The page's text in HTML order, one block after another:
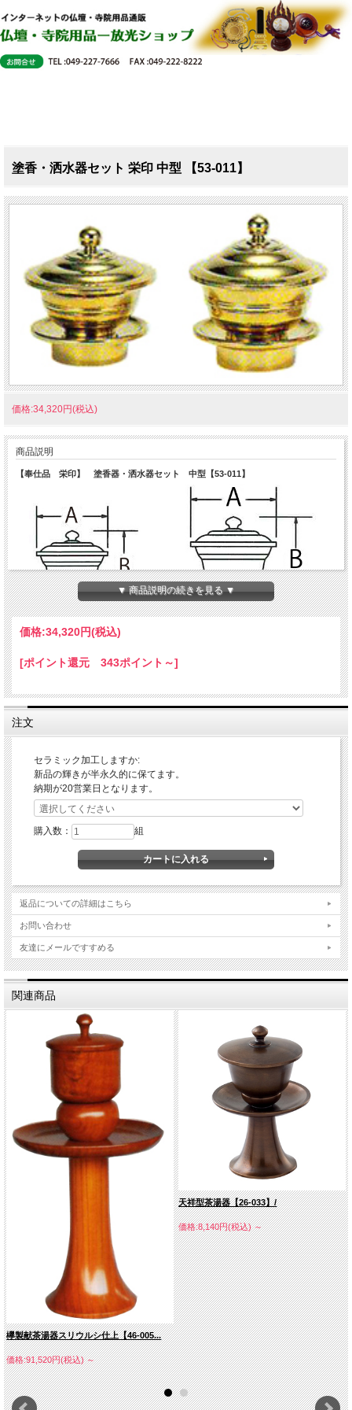
塗香・洒水器セット 栄印 中型 【53-011】
価格:34,320円(税込)
商品説明
【奉仕品 栄印】 塗香器・洒水器セット 中型【53-011】
寸法：A 7.3×口径6.7×B 7.3cm（塗香器） 寸法：A8.0×口径7.3×Ｂ
材質/真鍮製ミガキ
くすまずに半永久的に金色の輝きを保たせるにはセラミック加工をして
納期の目安：ご注文確認後、7営業日。
▼ 商品説明の続きを見る ▼
価格:34,320円(税込)
[ポイント還元 343ポイント～]
注文
セラミック加工しますか:
新品の輝きが半永久的に保てます。
納期が20営業日となります。
購入数： 組
返品についての詳細はこちら
お問い合わせ
友達にメールですすめる
関連商品
欅製献茶湯器スリウルシ仕上【46-005...
価格:91,520円(税込)～
天祥型茶湯器【26-033】/
価格:8,140円(税込)～